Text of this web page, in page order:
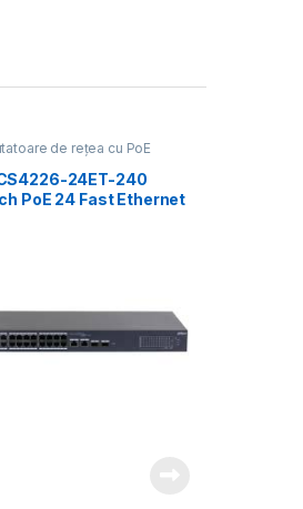
de rețea cu PoE
24ET-240
PoE 24 Fast Ethernet